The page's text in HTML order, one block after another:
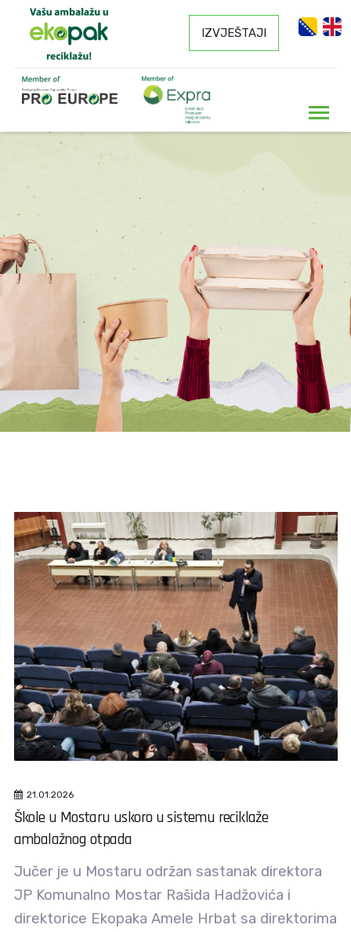
IZVJEŠTAJI
21.01.2026
Škole u Mostaru uskoro u sistemu reciklaže
ambalažnog otpada
Jučer je u Mostaru održan sastanak direktora
JP Komunalno Mostar Rašida Hadžovića i
direktorice Ekopaka Amele Hrbat sa direktorima